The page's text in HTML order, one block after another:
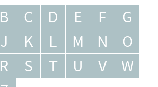
B C D E F
G
J K L M N
O
R S T U V
W